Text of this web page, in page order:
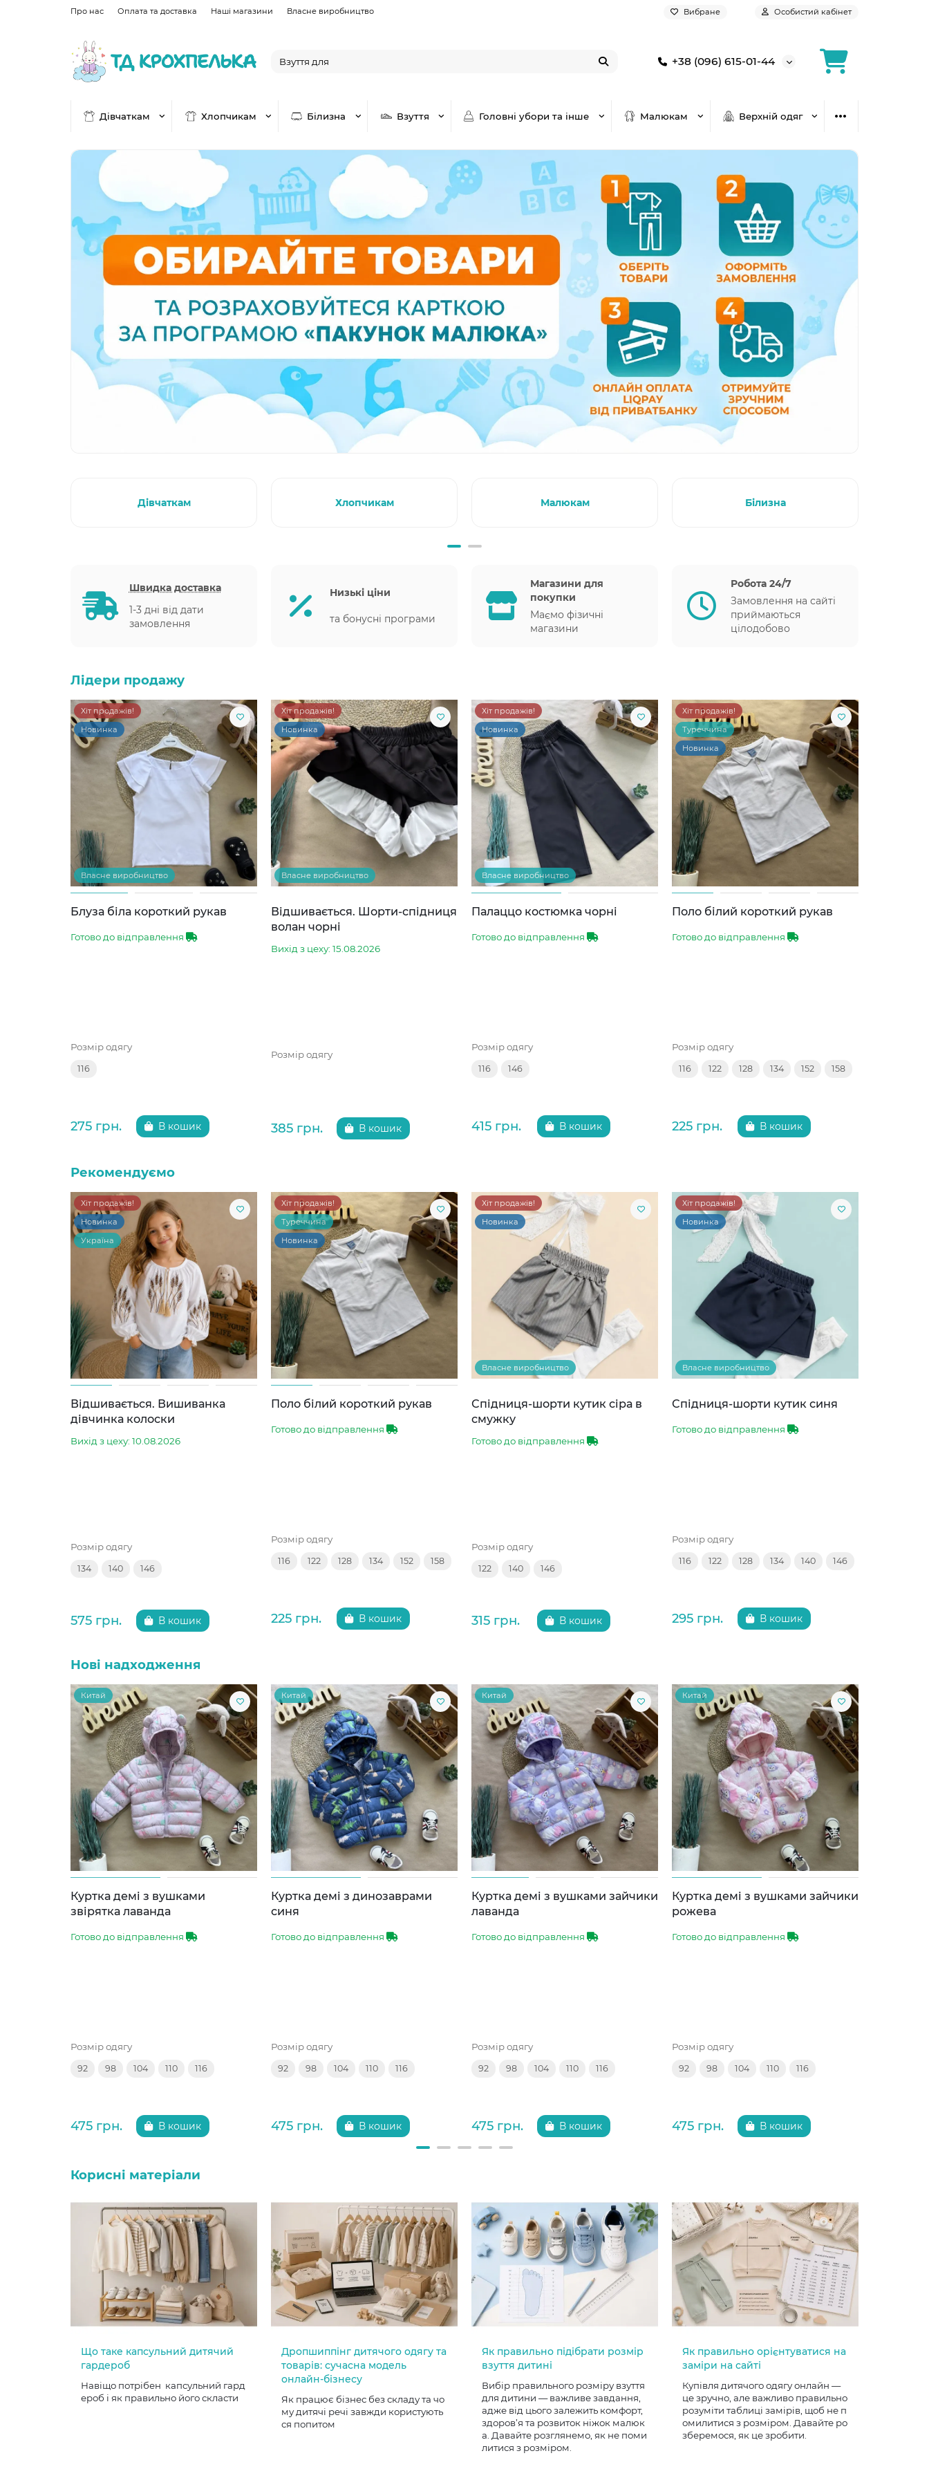
Про нас Оплата та доставка Наші магазини Власне виробництво Вибране Особистий кабінет
+38 (096) 615-01-44
Дівчаткам Хлопчикам Білизна Взуття Головні убори та інше Малюкам Верхній одяг
Дівчаткам Хлопчикам Малюкам Білизна
Швидка доставка
1-3 дні від дати
замовлення
Низькі ціни
та бонусні програми
Магазини для
покупки
Маємо фізичні
магазини
Робота 24/7
Замовлення на сайті
приймаються
цілодобово
Лідери продажу
Хіт продажів!
Новинка
Власне виробництво
Блуза біла короткий рукав
Готово до відправлення
Розмір одягу
116
275 грн. В кошик
Хіт продажів!
Новинка
Власне виробництво
Відшивається. Шорти-спідниця
волан чорні
Вихід з цеху: 15.08.2026
Розмір одягу
385 грн. В кошик
Хіт продажів!
Новинка
Власне виробництво
Палаццо костюмка чорні
Готово до відправлення
Розмір одягу
116 146
415 грн. В кошик
Хіт продажів!
Туреччина
Новинка
Поло білий короткий рукав
Готово до відправлення
Розмір одягу
116 122 128 134 152 158
225 грн. В кошик
Рекомендуємо
Хіт продажів!
Новинка
Україна
Відшивається. Вишиванка
дівчинка колоски
Вихід з цеху: 10.08.2026
Розмір одягу
134 140 146
575 грн. В кошик
Хіт продажів!
Туреччина
Новинка
Поло білий короткий рукав
Готово до відправлення
Розмір одягу
116 122 128 134 152 158
225 грн. В кошик
Хіт продажів!
Новинка
Власне виробництво
Спідниця-шорти кутик сіра в
смужку
Готово до відправлення
Розмір одягу
122 140 146
315 грн. В кошик
Хіт продажів!
Новинка
Власне виробництво
Спідниця-шорти кутик синя
Готово до відправлення
Розмір одягу
116 122 128 134 140 146
295 грн. В кошик
Нові надходження
Китай
Куртка демі з вушками
звірятка лаванда
Готово до відправлення
Розмір одягу
92 98 104 110 116
475 грн. В кошик
Китай
Куртка демі з динозаврами
синя
Готово до відправлення
Розмір одягу
92 98 104 110 116
475 грн. В кошик
Китай
Куртка демі з вушками зайчики
лаванда
Готово до відправлення
Розмір одягу
92 98 104 110 116
475 грн. В кошик
Китай
Куртка демі з вушками зайчики
рожева
Готово до відправлення
Розмір одягу
92 98 104 110 116
475 грн. В кошик
Корисні матеріали
Що таке капсульний дитячий
гардероб
Навіщо потрібен капсульний гард
ероб і як правильно його скласти
Дропшиппінг дитячого одягу та
товарів: сучасна модель
онлайн-бізнесу
Як працює бізнес без складу та чо
му дитячі речі завжди користують
ся попитом
Як правильно підібрати розмір
взуття дитині
Вибір правильного розміру взуття
для дитини — важливе завдання,
адже від цього залежить комфорт,
здоров’я та розвиток ніжок малюк
а. Давайте розглянемо, як не поми
литися з розміром.
Як правильно орієнтуватися на
заміри на сайті
Купівля дитячого одягу онлайн —
це зручно, але важливо правильно
розуміти таблиці замірів, щоб не п
омилитися з розміром. Давайте ро
зберемося, як це зробити.